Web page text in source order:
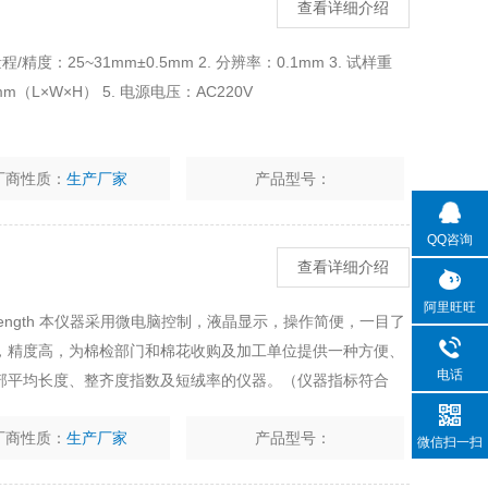
查看详细介绍
/精度：25~31mm±0.5mm 2. 分辨率：0.1mm 3. 试样重
（L×W×H） 5. 电源电压：AC220V
商性质：生产厂家 产品型号：
查看详细介绍
本仪器采用微电脑控制，液晶显示，操作简便，一目了
度高，为棉检部门和棉花收购及加工单位提供一种方便、
平均长度、整齐度指数及短绒率的仪器。（仪器指标符合
商性质：生产厂家 产品型号：
QQ咨询
阿里旺旺
电话
微信扫一扫